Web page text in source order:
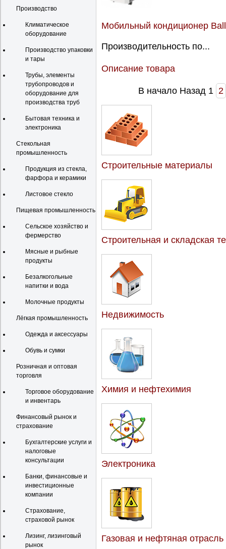
Производство
Климатическое
оборудование
Производство упаковки
и тары
Трубы, элементы
трубопроводов и
оборудование для
производства труб
Бытовая техника и
электроника
Стекольная
промышленность
Продукция из стекла,
фарфора и керамики
Листовое стекло
Пищевая промышленность
Сельское хозяйство и
фермерство
Мясные и рыбные
продукты
Безалкогольные
напитки и вода
Молочные продукты
Лёгкая промышленность
Одежда и аксессуары
Обувь и сумки
Розничная и оптовая
торговля
Торговое оборудование
и инвентарь
Финансовый рынок и
страхование
Бухгалтерские услуги и
налоговые
консультации
Банки, финансовые и
инвестиционные
компании
Страхование,
страховой рынок
Лизинг, лизинговый
рынок
Мобильный кондиционер
Производительность по...
Описание товара
В начало Назад 1 2
Строительные материалы
Строительная и складская
Недвижимость
Химия и нефтехимия
Электроника
Газовая и нефтяная отрасль